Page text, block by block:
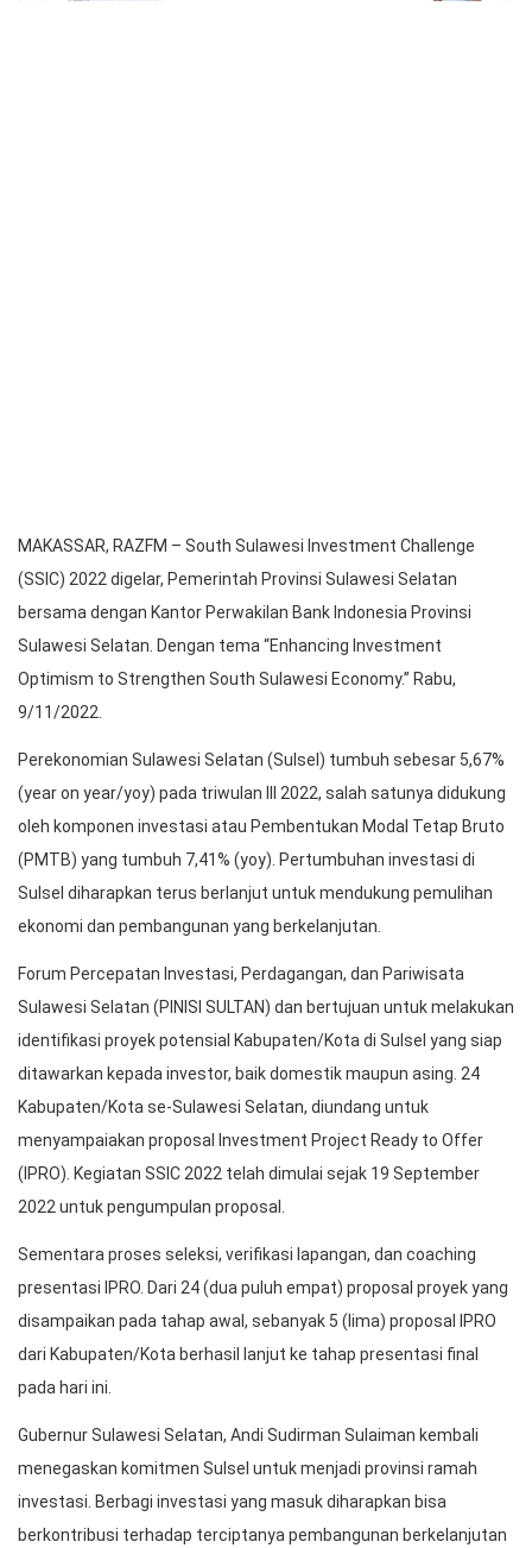
MAKASSAR, RAZFM – South Sulawesi Investment Challenge
(SSIC) 2022 digelar, Pemerintah Provinsi Sulawesi Selatan
bersama dengan Kantor Perwakilan Bank Indonesia Provinsi
Sulawesi Selatan. Dengan tema “Enhancing Investment
Optimism to Strengthen South Sulawesi Economy.” Rabu,
9/11/2022.
Perekonomian Sulawesi Selatan (Sulsel) tumbuh sebesar 5,67%
(year on year/yoy) pada triwulan III 2022, salah satunya didukung
oleh komponen investasi atau Pembentukan Modal Tetap Bruto
(PMTB) yang tumbuh 7,41% (yoy). Pertumbuhan investasi di
Sulsel diharapkan terus berlanjut untuk mendukung pemulihan
ekonomi dan pembangunan yang berkelanjutan.
Forum Percepatan Investasi, Perdagangan, dan Pariwisata
Sulawesi Selatan (PINISI SULTAN) dan bertujuan untuk melakukan
identifikasi proyek potensial Kabupaten/Kota di Sulsel yang siap
ditawarkan kepada investor, baik domestik maupun asing. 24
Kabupaten/Kota se-Sulawesi Selatan, diundang untuk
menyampaiakan proposal Investment Project Ready to Offer
(IPRO). Kegiatan SSIC 2022 telah dimulai sejak 19 September
2022 untuk pengumpulan proposal.
Sementara proses seleksi, verifikasi lapangan, dan coaching
presentasi IPRO. Dari 24 (dua puluh empat) proposal proyek yang
disampaikan pada tahap awal, sebanyak 5 (lima) proposal IPRO
dari Kabupaten/Kota berhasil lanjut ke tahap presentasi final
pada hari ini.
Gubernur Sulawesi Selatan, Andi Sudirman Sulaiman kembali
menegaskan komitmen Sulsel untuk menjadi provinsi ramah
investasi. Berbagi investasi yang masuk diharapkan bisa
berkontribusi terhadap terciptanya pembangunan berkelanjutan